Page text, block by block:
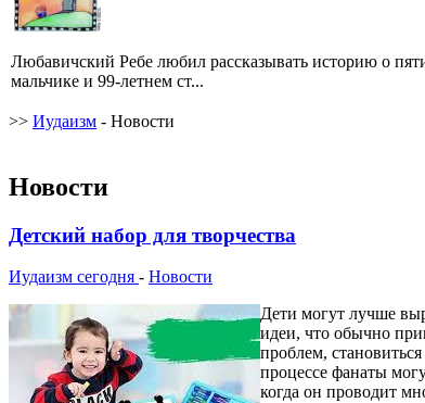
Любавичский Ребе любил рассказывать историю о
мальчике и 99-летнем ст...
>> Иудаизм - Новости
Новости
Детский набор для творчества
Иудаизм сегодня - Новости
Дети могут лучше
идеи, что обычно
проблем,
процессе фанаты
когда он проводит